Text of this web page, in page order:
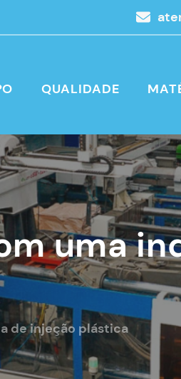
QUALIDADE
uma
de injeção plástica